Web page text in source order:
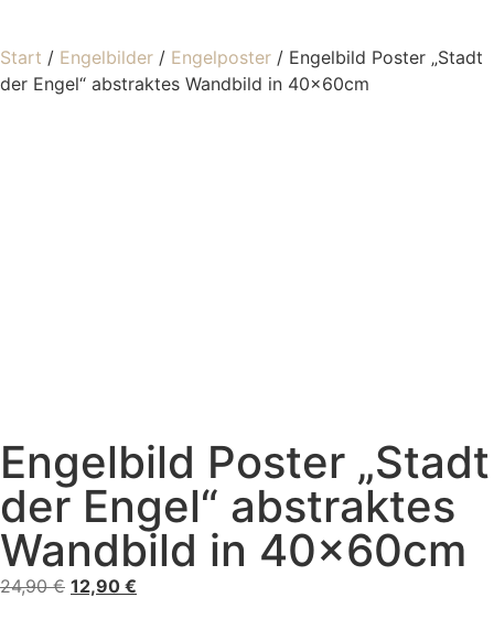
Start / Engelbilder / Engelposter / Engelbild Poster „Stadt
der Engel“ abstraktes Wandbild in 40x60cm
Engelbild Poster „Stadt
der Engel“ abstraktes
Wandbild in 40x60cm
24,90€ 12,90 €